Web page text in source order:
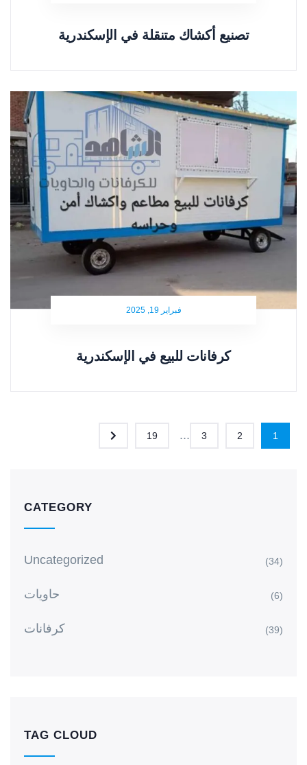
تصنيع أكشاك متنقلة في الإسكندرية
فبراير 19, 2025
كرفانات للبيع في الإسكندرية
1
2
3
...
19
CATEGORY
Uncategorized (34)
حاويات (6)
كرفانات (39)
TAG CLOUD